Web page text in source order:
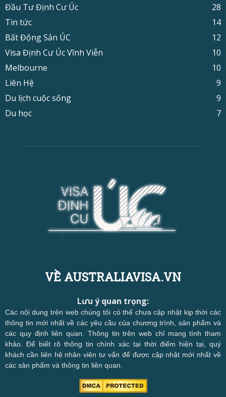
Đầu Tư Định Cư Úc
28
Tin tức
14
Bất Động Sản ÚC
12
Visa Định Cư Úc Vĩnh Viễn
10
Melbourne
10
Liên Hệ
9
Du lịch cuộc sống
9
Du học
7
VỀ AUSTRALIAVISA.VN
Lưu ý quan trọng:
Các nội dung trên web chúng tôi có thể chưa cập nhật kịp thời các
thông tin mới nhất về các yêu cầu của chương trình, sản phẩm và
các quy định liên quan. Thông tin trên web chỉ mang tính tham
khảo. Để biết rõ thông tin chính xác tại thời điểm hiện tại, quý
khách cần liên hệ nhân viên tư vấn để được cập nhật mới nhất về
các sản phẩm và thông tin liên quan.